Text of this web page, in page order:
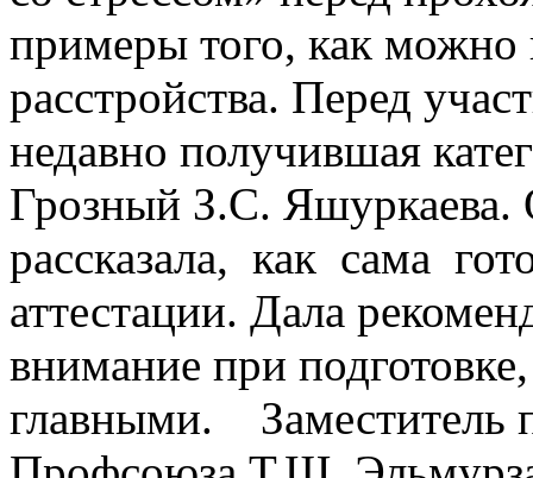
примеры того, как можно
расстройства. Перед
недавно получившая
Грозный З.С. Яшуркаева.
рассказала, как сама
аттестации. Дала
внимание при
главными. Заместитель